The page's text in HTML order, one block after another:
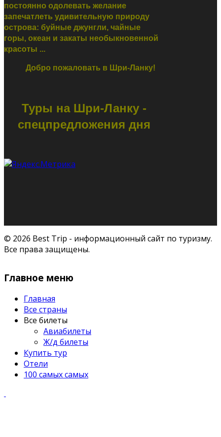
постоянно одолевать желание
запечатлеть удивительную природу
острова: буйные джунгли, чайные
горы, океан и закаты необыкновенной
красоты ...
Добро пожаловать в Шри-Ланку!
Туры на Шри-Ланку -
спецпредложения дня
© 2026 Best Trip - информационный сайт по туризму.
Все права защищены.
Главное меню
Главная
Все страны
Все билеты
Авиабилеты
Ж/д билеты
Купить тур
Отели
100 самых самых